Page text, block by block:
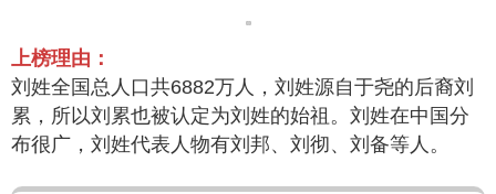
上榜理由：
刘姓全国总人口共6882万人，刘姓源自于尧的后裔刘
累，所以刘累也被认定为刘姓的始祖。刘姓在中国分
布很广，刘姓代表人物有刘邦、刘彻、刘备等人。